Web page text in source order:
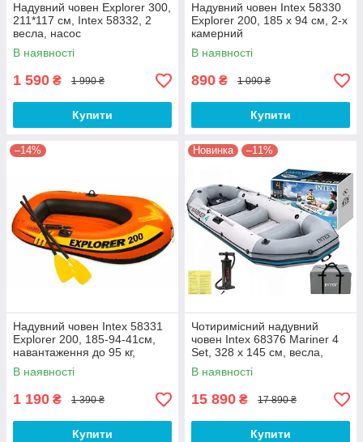
Надувний човен Explorer 300,
211*117 см, Intex 58332, 2
весла, насос
В наявності
1 590 ₴ 1 990 ₴
Купити
Надувний човен Intex 58330
Explorer 200, 185 х 94 см, 2-х
камерний
В наявності
890 ₴ 1 090 ₴
Купити
–14%
Надувний човен Intex 58331
Explorer 200, 185-94-41см,
навантаження до 95 кг,
весла, насос
В наявності
1 190 ₴ 1 390 ₴
Купити
Новинка –11%
Чотиримісний надувний
човен Intex 68376 Mariner 4
Set, 328 х 145 см, весла,
ручний насос, 4-х камерний
В наявності
15 890 ₴ 17 890 ₴
Купити